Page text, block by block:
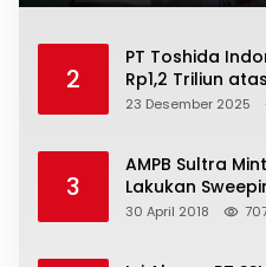
2
PT Toshida
Rp1,2 Triliun
23 Desember 2025
3
AMPB Sultra
Lakukan
30 April 2018